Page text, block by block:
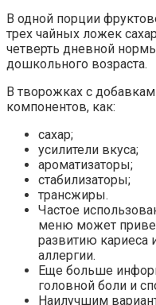
В одной порции
трех чайных ложек
четверть дневной
дошкольного возраста.
В творожках с
компонентов, как:
сахар;
усилители вкуса;
ароматизаторы;
стабилизаторы;
трансжиры.
Частое
меню может
развитию
аллергии.
Еще больше
головной боли и
Наилучшим